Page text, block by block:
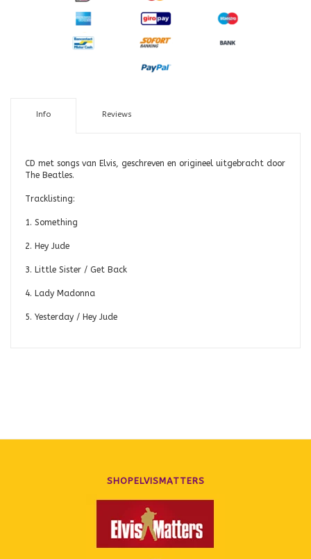
Info Reviews
CD met songs van Elvis, geschreven en origineel uitgebracht door
The Beatles.
Tracklisting:
1. Something
2. Hey Jude
3. Little Sister / Get Back
4. Lady Madonna
5. Yesterday / Hey Jude
SHOPELVISMATTERS